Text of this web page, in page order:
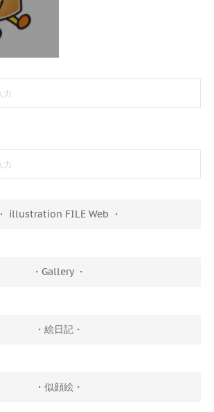
・ illustration FILE Web ・
・Gallery ・
・絵日記・
・似顔絵・